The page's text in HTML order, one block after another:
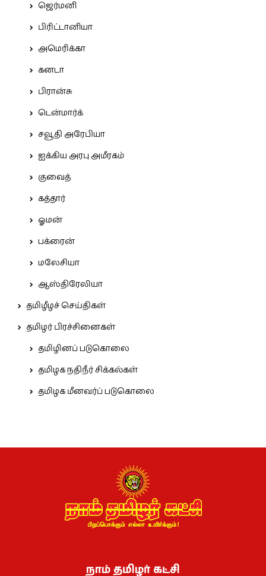
ஜெர்மனி
பிரிட்டானியா
அமெரிக்கா
கனடா
பிரான்சு
டென்மார்க்
சவூதி அரேபியா
ஐக்கிய அரபு அமீரகம்
குவைத்
கத்தார்
ஓமன்
பக்ரைன்
மலேசியா
ஆஸ்திரேலியா
தமிழீழச் செய்திகள்
தமிழர் பிரச்சினைகள்
தமிழினப் படுகொலை
தமிழக நதிநீர் சிக்கல்கள்
தமிழக மீனவர்ப் படுகொலை
நாம் தமிழர் கட்சி